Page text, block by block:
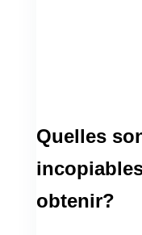
Quelles
obtenir?